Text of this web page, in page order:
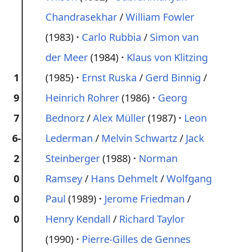
1
9
7
6-
2
0
0
0
Chandrasekhar/William Fowler
(1983)
Carlo Rubbia / Simon van
der Meer(1984)
Klaus von Klitzing
(1985)
Ernst Ruska / Gerd Binnig /
Heinrich Rohrer(1986)
Georg
Bednorz/Alex Müller(1987)
Leon
Lederman / Melvin Schwartz/ Jack
Steinberger(1988)
Norman
Ramsey/ Hans Dehmelt/Wolfgang
Paul (1989) Jerome Friedman /
Henry Kendall / Richard Taylor
(1990)
Pierre-Gilles de Gennes